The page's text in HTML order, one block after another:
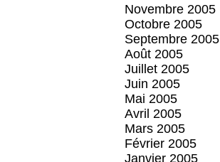
Novembre 2005
Octobre 2005
Septembre 2005
Août 2005
Juillet 2005
Juin 2005
Mai 2005
Avril 2005
Mars 2005
Février 2005
Janvier 2005